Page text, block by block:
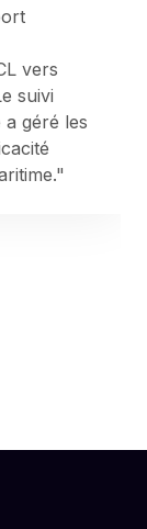
vers
suivi
géré les